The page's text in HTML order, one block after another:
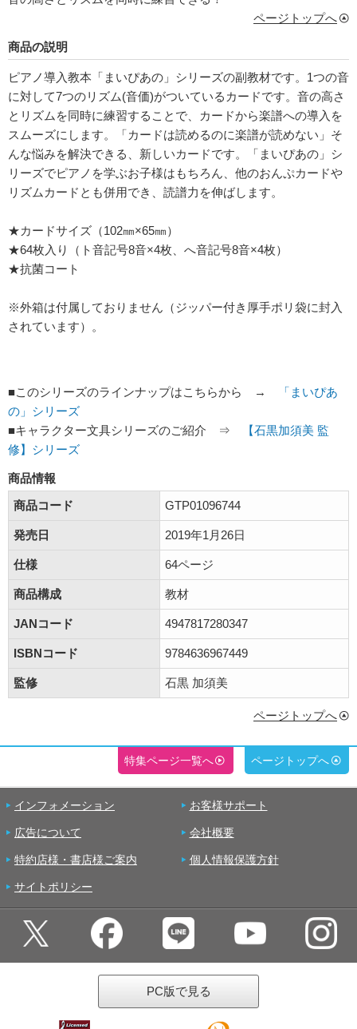
ページトップへ
商品の説明
ピアノ導入教本「まいぴあの」シリーズの副教材です。1つの音
に対して7つのリズム(音価)がついているカードです。音の高さ
とリズムを同時に練習することで、カードから楽譜への導入を
スムーズにします。「カードは読めるのに楽譜が読めない」そ
んな悩みを解決できる、新しいカードです。「まいぴあの」シ
リーズでピアノを学ぶお子様はもちろん、他のおんぷカードや
リズムカードとも併用でき、読譜力を伸ばします。
★カードサイズ（102㎜×65㎜）
★64枚入り（ト音記号8音×4枚、へ音記号8音×4枚）
★抗菌コート
※外箱は付属しておりません（ジッパー付き厚手ポリ袋に封入
されています）。
■このシリーズのラインナップはこちらから →
「まいぴあ
の」シリーズ
■キャラクター文具シリーズのご紹介 ⇒
【石黒加須美 監
修】シリーズ
商品情報
商品コード
GTP01096744
発売日 2019年1月26日
仕様 64ページ
商品構成 教材
JANコード 4947817280347
ISBNコード 9784636967449
監修 石黒 加須美
ページトップへ
特集ページ一覧へ ページトップへ
インフォメーション お客様サポート
広告について 会社概要
特約店様・書店様ご案内 個人情報保護方針
サイトポリシー
PC版で見る